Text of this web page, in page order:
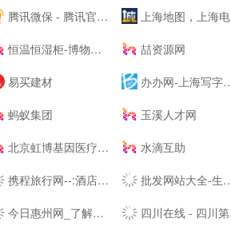
腾讯微保 - 腾讯官方保险代理平台 上海地图，上海电子地图，上海街景地图，实景地图 - 城市吧街景地图2021
恒温恒湿柜-博物馆展柜-展柜恒湿机-除湿加湿一体机-投影机恒温箱 喆资源网
易买建材 办办网-上海写字楼出租_上海办公室出租
蚂蚁集团 玉溪人才网
北京虹博基因医疗科技股份有限公司 | 虹博基因 水滴互助
携程旅行网--:酒店预订,机票预订查询,旅游度假,商旅管理 批发网站大全-生意人都在用的批发123456789
今日惠州网_了解惠州 从今日惠州网开始 四川在线 - 四川第一--